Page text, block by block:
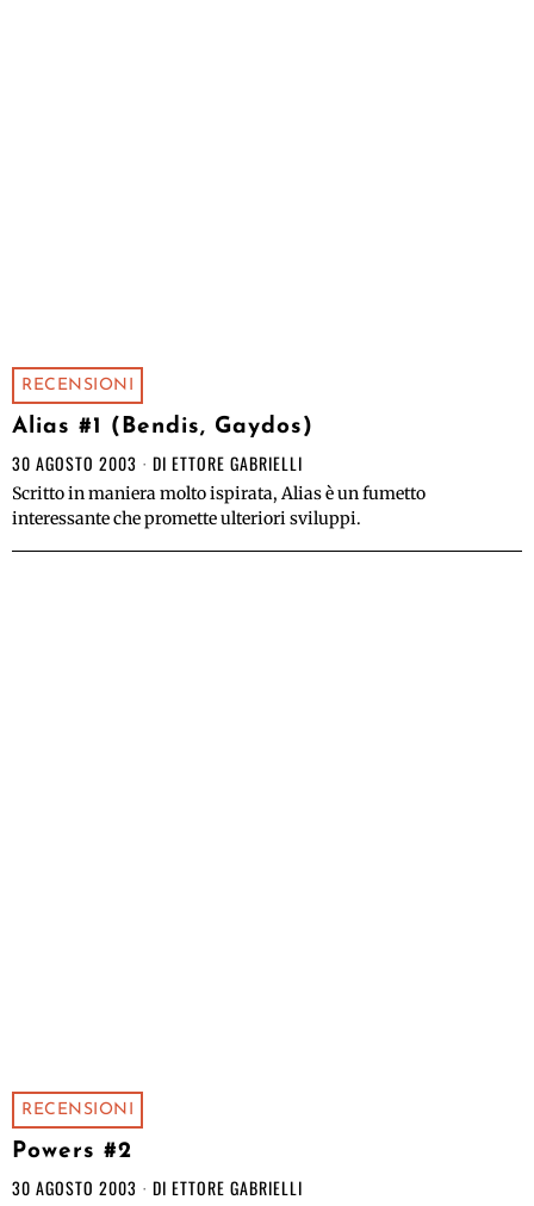
RECENSIONI
Alias #1 (Bendis, Gaydos)
30 AGOSTO 2003 DI ETTORE GABRIELLI
Scritto in maniera molto ispirata, Alias è un fumetto
interessante che promette ulteriori sviluppi.
RECENSIONI
Powers #2
30 AGOSTO 2003 DI ETTORE GABRIELLI